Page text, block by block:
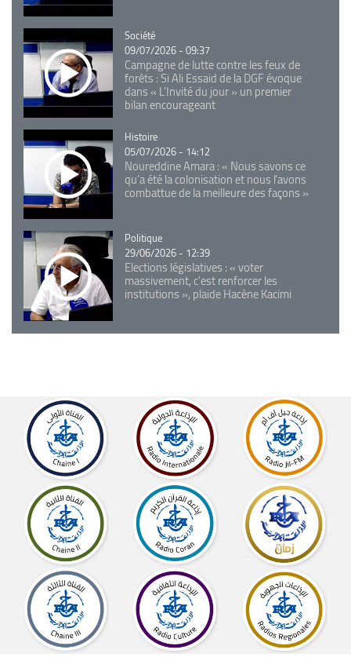
Catégorie
Société
09/07/2026 - 09:37
Campagne de lutte contre les feux de
forêts : Si Ali Essaid de la DGF évoque
dans « L'Invité du jour » un premier
bilan encourageant
Catégorie
Histoire
05/07/2026 - 14:12
Noureddine Amara : « Nous savons ce
qu’a été la colonisation et nous l’avons
combattue de la meilleure des façons »
Catégorie
Politique
29/06/2026 - 12:39
Elections législatives : « voter
massivement, c'est renforcer les
institutions », plaide Hacène Kacimi